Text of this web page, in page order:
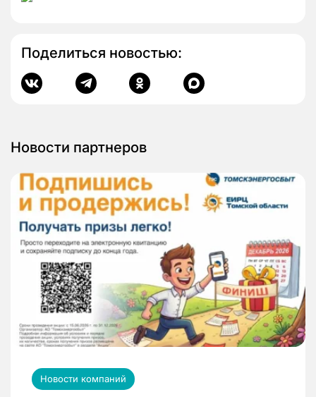
Поделиться новостью:
Новости партнеров
Новости компаний